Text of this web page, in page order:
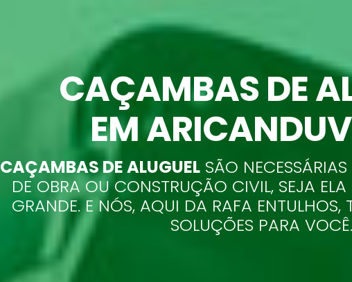
CAÇAMBAS DE
EM
CAÇAMBAS DE ALUGUELSÃO
DE OBRA OU CONSTRUÇÃO CIVIL, SEJA
GRANDE. E NÓS, AQUI DA RAFA ENTULHOS,
SOLUÇÕES PARA VOCÊ.